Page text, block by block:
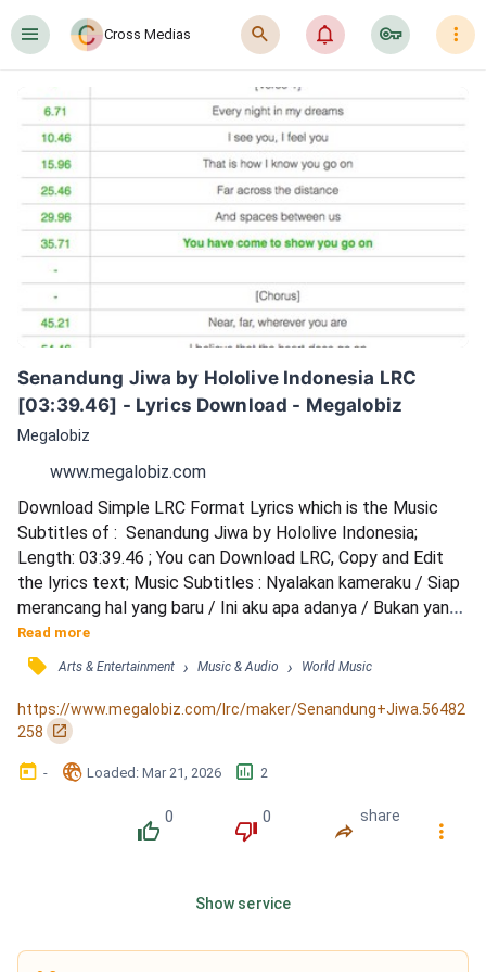
󰍜 Cross Medias 󰍉 󰂜 󰷖 󰇙
Senandung Jiwa by Hololive Indonesia LRC
[03:39.46] - Lyrics Download - Megalobiz
Megalobiz
www.megalobiz.com
Download Simple LRC Format Lyrics which is the Music
Subtitles of :  Senandung Jiwa by Hololive Indonesia;
Length: 03:39.46 ; You can Download LRC, Copy and Edit
the lyrics text; Music Subtitles : Nyalakan kameraku / Siap
merancang hal yang baru / Ini aku apa adanya / Bukan yang
engkau mau / Mungkin bukan yang engkau tunggu / Tapi ini
ekspresi jiwaku / Ambil kendali, / jangan pernah kau sesali /
Kejar terus mimpi-mimpi hingga kau raih / Putar kembali, /
yang telah engkau lalui / Bergegas siap ha...
Read more
󰓹 Arts & Entertainment › Music & Audio › World Music
https://www.megalobiz.com/lrc/maker/Senandung+Jiwa.56482
258
󰏌
󰃶 - 󱉊 Loaded: Mar 21, 2026 󱕎 2
󰔔
0
󰔒
0
󰤲
share
󰇙
Show service